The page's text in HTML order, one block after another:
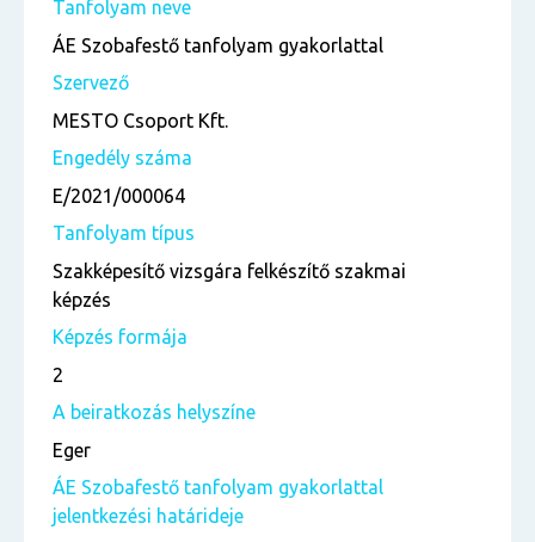
Tanfolyam neve
ÁE Szobafestő tanfolyam gyakorlattal
Szervező
MESTO Csoport Kft.
Engedély száma
E/2021/000064
Tanfolyam típus
Szakképesítő vizsgára felkészítő szakmai
képzés
Képzés formája
2
A beiratkozás helyszíne
Eger
ÁE Szobafestő tanfolyam gyakorlattal
jelentkezési határideje